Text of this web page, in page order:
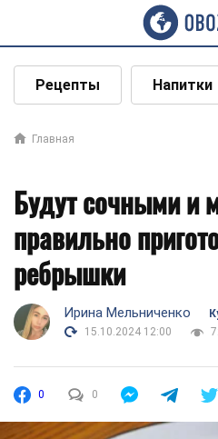
Рецепты Напитки
Главная
Будут сочными и
правильно
ребрышки
Ирина Мельниченко
15.10.2024 12:00
0 0